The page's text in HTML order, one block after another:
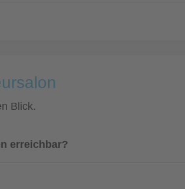
Blick.
erreichbar?